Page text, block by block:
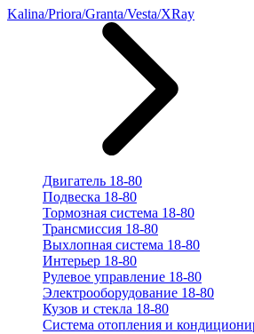
Kalina/Priora/Granta/Vesta/XRay
Двигатель 18-80
Подвеска 18-80
Тормозная система 18-80
Трансмиссия 18-80
Выхлопная система 18-80
Интерьер 18-80
Рулевое управление 18-80
Электрооборудование 18-80
Кузов и стекла 18-80
Система отопления и